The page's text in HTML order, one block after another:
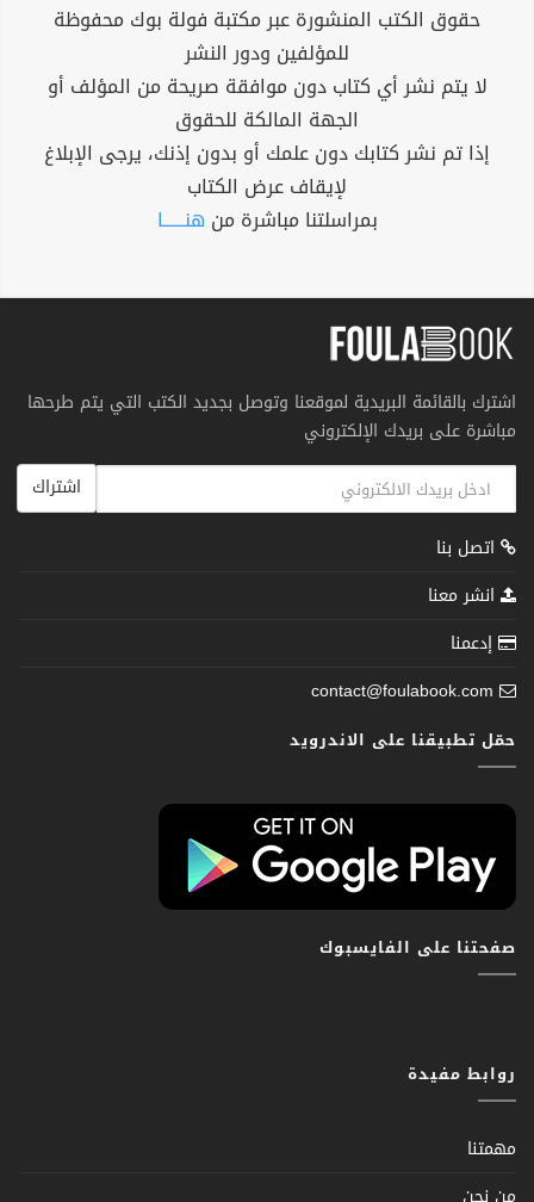
حقوق الكتب المنشورة عبر مكتبة فولة بوك محفوظة
للمؤلفين ودور النشر
لا يتم نشر أي كتاب دون موافقة صريحة من المؤلف أو
الجهة المالكة للحقوق
إذا تم نشر كتابك دون علمك أو بدون إذنك، يرجى الإبلاغ
لإيقاف عرض الكتاب
بمراسلتنا مباشرة من هنــــــا
اشترك بالقائمة البريدية لموقعنا وتوصل بجديد الكتب التي يتم طرحها
مباشرة على بريدك الإلكتروني
اشتراك
اتصل بنا
انشر معنا
إدعمنا
contact@foulabook.com
حمّل تطبيقنا على الاندرويد
صفحتنا على الفايسبوك
روابط مفيدة
مهمتنا